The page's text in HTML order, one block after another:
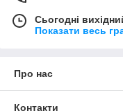
Сьогодні
Показати весь
Про нас
Контакти